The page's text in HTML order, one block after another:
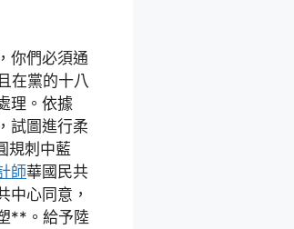
你們必須通
在黨的十八
理。依據
試圖進行柔
規刺中藍
師華國民共
中心同意，
**。給予陸